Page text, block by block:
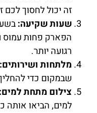
זה יכול לחסוך לכם
שעות שקיעה:
הפארק פחות עמוס
רגועה יותר.
מלתחות ושירותים:
שבמקום כדי
צילום מתחת למים:
למים, הביאו אותה